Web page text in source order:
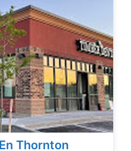
Thornton